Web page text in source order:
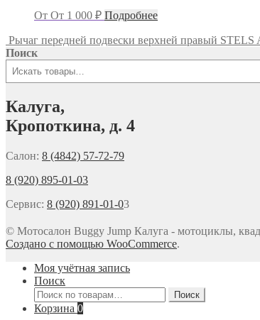
От От 1 000 ₽ Подробнее
Рычаг передней подвески верхней правый
Поиск
Калуга,
Кропоткина, д. 4
Салон: 8 (4842) 57-72-79
8 (920) 895-01-03
Сервис: 8 (920) 891-01-03
© Мотосалон Buggy Jump Калуга - мотоциклы,
Создано с помощью WooCommerce.
Моя учётная запись
Поиск
Искать:
Поиск
Корзина 0